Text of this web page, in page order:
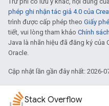
phép ghi nhận tác giả 4.0 của
trình được cấp phép theo Giấy
tiết, vui lòng tham khảo Chính
Java là nhãn hiệu đã đăng ký của
Oracle.
Cập nhật lần gần đây nhất: 2026-
Stack Overflow